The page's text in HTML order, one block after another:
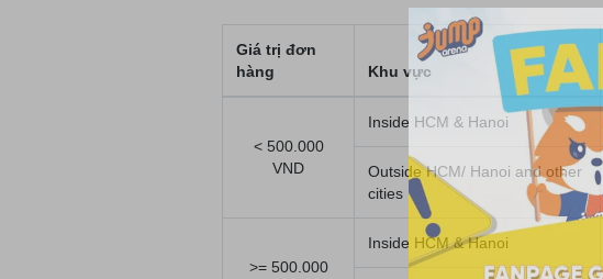
Giá trị đơn
hàng
Khu vực
< 500.000
VND
Inside HCM & Hanoi
Outside HCM/ Hanoi and other
cities
>= 500.000
Inside HCM & Hanoi